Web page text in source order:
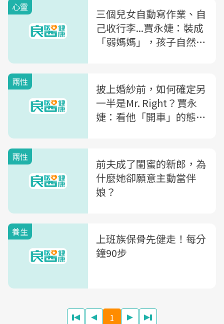
心靈
三個兒女自動寫作業、自
己收行李...賈永婕：裝成
「弱媽媽」，孩子自然會
兩性
披上婚紗前，如何確定另
一半是Mr. Right？賈永
婕：看他「開車」的態度
兩性
前夫成了閨蜜的新郎，為
什麼她卻願意主動當伴
娘？
養生
上班族保骨先健走！每分
鐘90步
1